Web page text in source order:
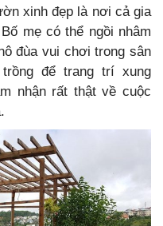
xinh đẹp là nơi cả gia
mẹ có thể ngồi nhâm
đùa vui chơi trong sân
để trang trí xung
nhận rất thật về cuộc